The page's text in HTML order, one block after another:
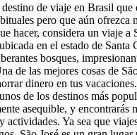
de viaje en Brasil que
pero que aún ofrezca
hacer, considera un viaje a
en el estado de Santa
bosques,
de las mejores cosas de
dinero en tus
de los destinos más
asequible, y encontrarás
actividades. Ya sea que